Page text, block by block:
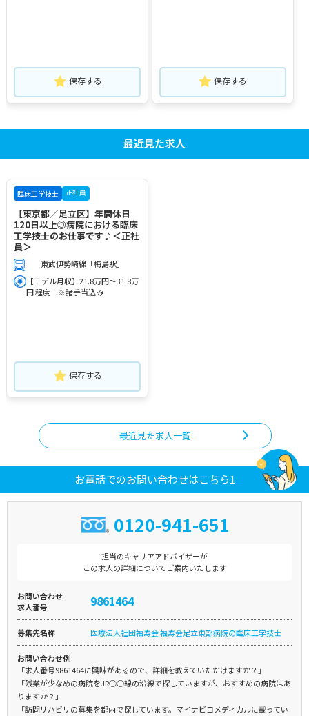
保存する 保存する
最近見た求人
臨床工学技士 正社員
【東京都／足立区】年間休日
120日以上◎病院における臨床
工学技士のお仕事です♪＜正社
員＞
東武伊勢崎線「梅島駅」
【モデル月収】21.8万円～31.8万
円 程度 ※諸手当込み
保存する
最近見た求人一覧
お電話でのお問い合わせはこちら1
0120-941-651
担当のキャリアアドバイザーが
この求人の詳細についてご案内いたします
お問い合わせ
求人番号
9861464
募集先名称 医療法人社団福寿会 福寿会足立東部病院の臨床工学技士
お問い合わせ例
「求人番号9861464に興味があるので、詳細を教えていただけますか？」
「残業が少なめの病院をJR○○線の沿線で探していますが、おすすめの病院はあ
りますか？」
「訪問リハビリの募集を都内で探しています。マイナビコメディカルに載ってい